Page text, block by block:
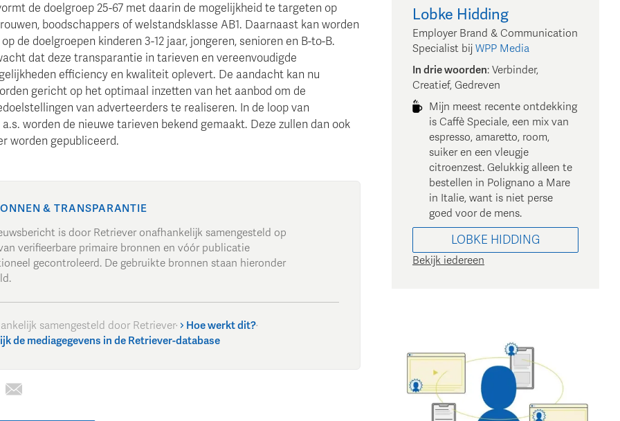
de doelgroep 25-67 met daarin de mogelijkheid te targeten op
boodschappers of welstandsklasse AB1. Daarnaast kan worden
de doelgroepen kinderen 3-12 jaar, jongeren, senioren en B-to-B.
dat deze transparantie in tarieven en vereenvoudigde
efficiency en kwaliteit oplevert. De aandacht kan nu
gericht op het optimaal inzetten van het aanbod om de
van adverteerders te realiseren. In de loop van
worden de nieuwe tarieven bekend gemaakt. Deze zullen dan ook
worden gepubliceerd.
& TRANSPARANTIE
is door Retriever onafhankelijk samengesteld op
verifieerbare primaire bronnen en vóór publicatie
gecontroleerd. De gebruikte bronnen staan hieronder
samengesteld door Retriever· Hoe werkt dit?·
de mediagegevens in de Retriever-database
Lobke Hidding
Employer Brand & Communication
Specialist bij WPP Media
In drie woorden: Verbinder,
Creatief, Gedreven
Mijn meest recente ontdekking
is Caffè Speciale, een mix van
espresso, amaretto, room,
suiker en een vleugje
citroenzest. Gelukkig alleen te
bestellen in Polignano a Mare
in Italie, want is niet perse
goed voor de mens.
LOBKE HIDDING
Bekijk iedereen